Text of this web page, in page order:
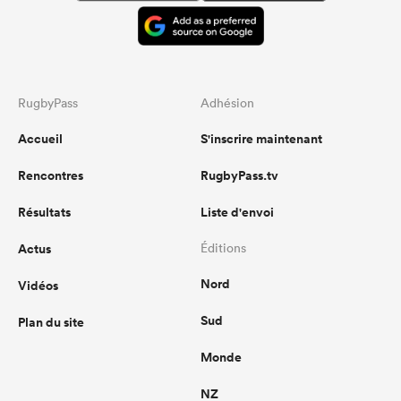
RugbyPass
Accueil
Rencontres
Résultats
Actus
Vidéos
Plan du site
Adhésion
S'inscrire maintenant
RugbyPass.tv
Liste d'envoi
Éditions
Nord
Sud
Monde
NZ